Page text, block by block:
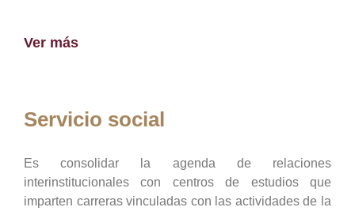
Ver más
Servicio social
Es consolidar la agenda de relaciones
interinstitucionales con centros de estudios que
imparten carreras vinculadas con las actividades de la